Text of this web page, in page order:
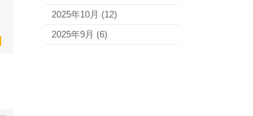
2025年10月 (12)
2025年9月 (6)